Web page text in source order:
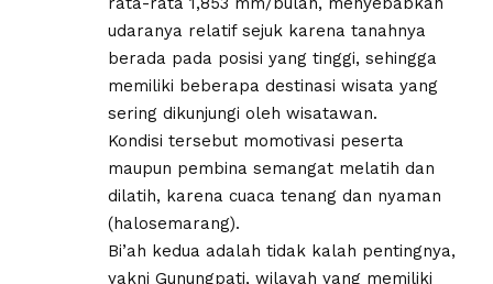
udaranya relatif sejuk karena tanahnya
berada pada posisi yang tinggi, sehingga
memiliki beberapa destinasi wisata yang
sering dikunjungi oleh wisatawan.
Kondisi tersebut momotivasi peserta
maupun pembina semangat melatih dan
dilatih, karena cuaca tenang dan nyaman
(halosemarang).
Bi’ah kedua adalah tidak kalah pentingnya,
yakni Gunungpati, wilayah yang memiliki